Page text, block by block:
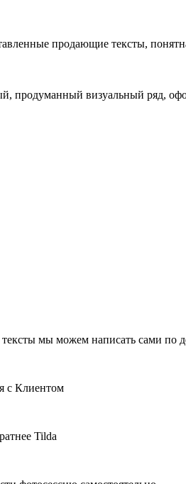
продающие тексты,
продуманный визуальный ряд,
тексты мы можем написать сами по
с Клиентом
Tilda